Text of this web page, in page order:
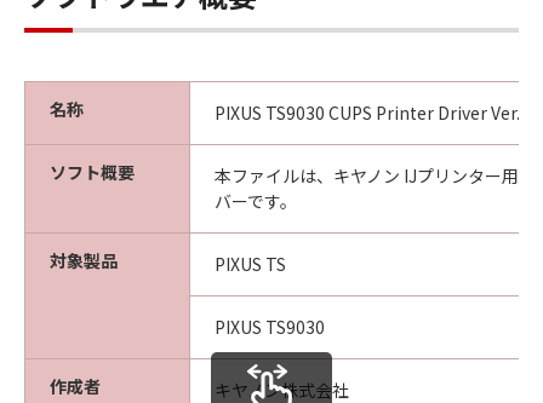
名称 PIXUS TS9030 CUPS Printer Driver
ソフト概要
本ファイルは、キヤノン IJプリンター用
バーです。
対象製品 PIXUS TS
PIXUS TS9030
作成者 キヤノン株式会社